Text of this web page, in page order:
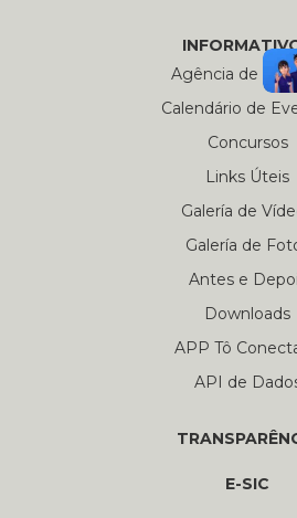
Agência de
Calendário de
Concursos
Links Úteis
Galería de
Galería de
Antes e
Downloads
APP Tô
API de
E-SIC